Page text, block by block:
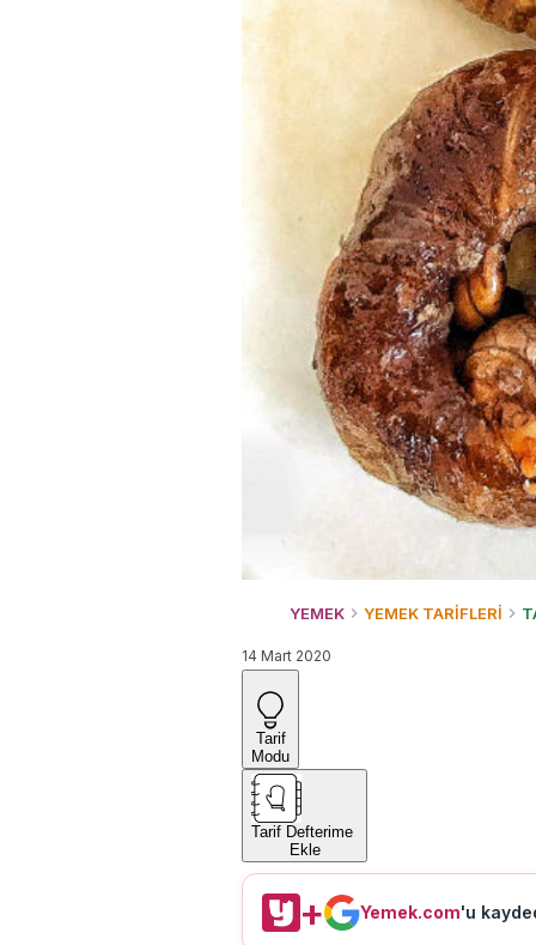
YEMEK YEMEK TARİFLERİ
14 Mart 2020
Tarif
Modu
Tarif Defterime
Ekle
+ Yemek.com'u